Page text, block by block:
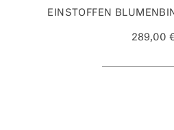
EINSTOFFEN
289,00